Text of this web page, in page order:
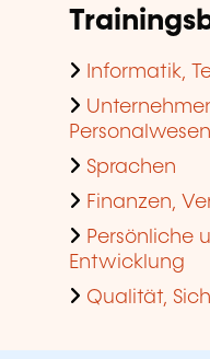
Informatik,
Personalwesen
Sprachen
Finanzen,
Persönliche
Entwicklung
Qualität,